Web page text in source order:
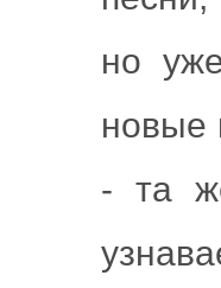
но
новые
- та